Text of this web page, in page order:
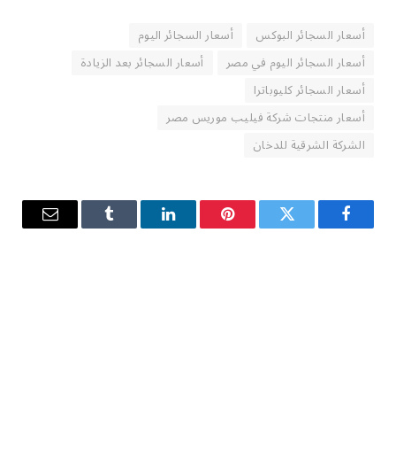
أسعار السجائر البوكس
أسعار السجائر اليوم
أسعار السجائر اليوم في مصر
أسعار السجائر بعد الزيادة
أسعار السجائر كليوباترا
أسعار منتجات شركة فيليب موريس مصر
الشركة الشرقية للدخان
فيسبوك تويتر بينتيريستلينكدإن Tumblr
البريد